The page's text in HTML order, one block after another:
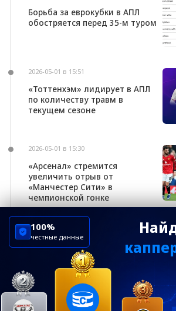
Борьба за еврокубки в АПЛ
обостряется перед 35-м туром
2026-05-01 в 15:51
«Тоттенхэм» лидирует в АПЛ
по количеству травм в
текущем сезоне
2026-05-01 в 15:30
«Арсенал» стремится
увеличить отрыв от
«Манчестер Сити» в
чемпионской гонке
100%
честные данные
ChelseaBluesRu
Посетителям
Ежевечерний дайджест главных